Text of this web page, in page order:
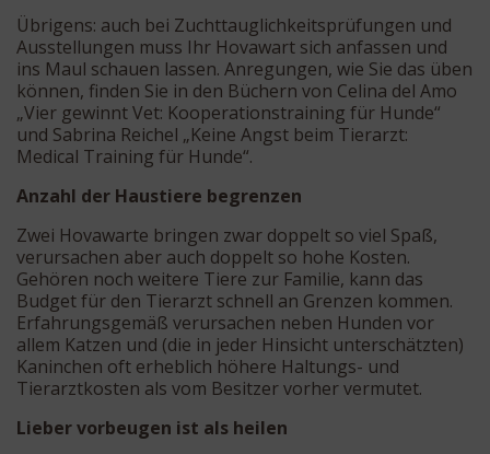
Übrigens: auch bei Zuchttauglichkeitsprüfungen und
Ausstellungen muss Ihr Hovawart sich anfassen und
ins Maul schauen lassen. Anregungen, wie Sie das üben
können, finden Sie in den Büchern von Celina del Amo
„Vier gewinnt Vet: Kooperationstraining für Hunde“
und Sabrina Reichel „Keine Angst beim Tierarzt:
Medical Training für Hunde“.
Anzahl der Haustiere begrenzen
Zwei Hovawarte bringen zwar doppelt so viel Spaß,
verursachen aber auch doppelt so hohe Kosten.
Gehören noch weitere Tiere zur Familie, kann das
Budget für den Tierarzt schnell an Grenzen kommen.
Erfahrungsgemäß verursachen neben Hunden vor
allem Katzen und (die in jeder Hinsicht unterschätzten)
Kaninchen oft erheblich höhere Haltungs- und
Tierarztkosten als vom Besitzer vorher vermutet.
Lieber vorbeugen ist als heilen